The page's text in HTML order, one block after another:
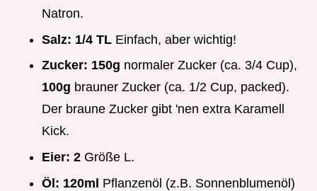
Natron.
Salz: 1/4 TL Einfach, aber wichtig!
Zucker: 150g normaler Zucker (ca. 3/4 Cup),
100g brauner Zucker (ca. 1/2 Cup, packed).
Der braune Zucker gibt 'nen extra Karamell
Kick.
Eier: 2 Größe L.
Öl: 120ml Pflanzenöl (z.B. Sonnenblumenöl)